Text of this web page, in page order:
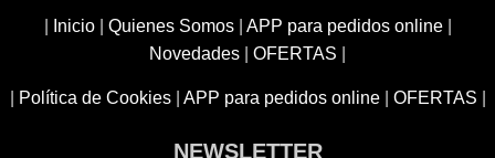
Inicio Quienes Somos APP para pedidos online
Novedades
OFERTAS
Política de Cookies APP para pedidos online OFERTAS
NEWSLETTER